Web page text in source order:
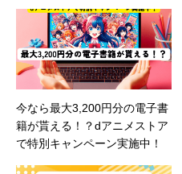
今なら最大3,200円分の電子書
籍が貰える！？dアニメストア
で特別キャンペーン実施中！